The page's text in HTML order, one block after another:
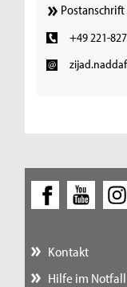
Postanschrift
+49 221-
Kontakt
Hilfe im Notfall